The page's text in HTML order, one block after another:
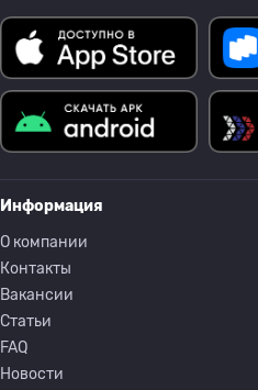
Информация
О компании
Контакты
Вакансии
Статьи
FAQ
Новости